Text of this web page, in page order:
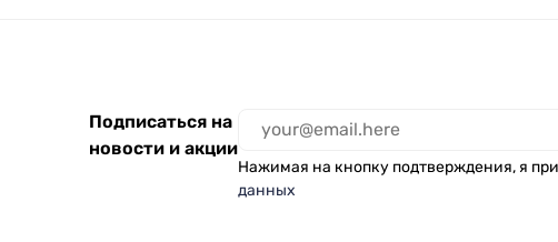
Подписаться на
новости и акции
Нажимая на кнопку подтверждения, я
данных